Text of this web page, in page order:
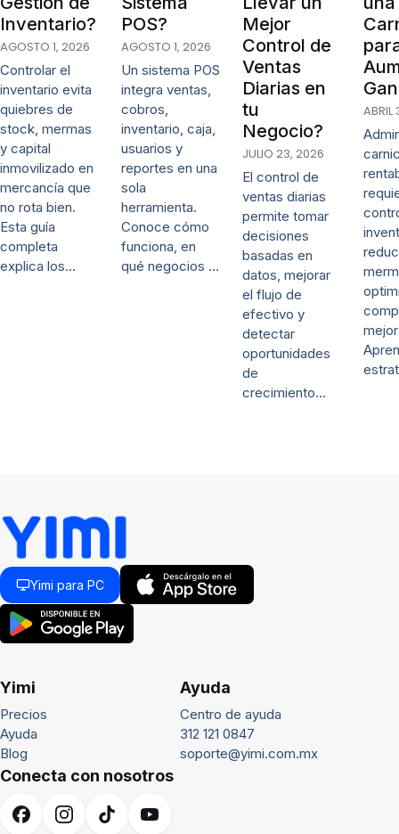
Inventario?
AGOSTO 1, 2026
Controlar el
inventario evita
quiebres de
stock, mermas
y capital
inmovilizado en
mercancía que
no rota bien.
Esta guía
completa
explica los…
POS?
AGOSTO 1, 2026
Un sistema POS
integra ventas,
cobros,
inventario, caja,
usuarios y
reportes en una
sola
herramienta.
Conoce cómo
funciona, en
qué negocios …
Mejor
Control de
Ventas
Diarias en
tu
Negocio?
JULIO 23, 2026
El control de
ventas diarias
permite tomar
decisiones
basadas en
datos, mejorar
el flujo de
efectivo y
detectar
oportunidades
de
crecimiento…
Yimi para PC
Yimi
Precios
Ayuda
Blog
Ayuda
Centro de ayuda
312 121 0847
soporte@yimi.com.mx
Conecta con nosotros